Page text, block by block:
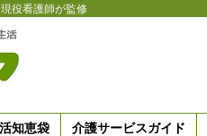
役看護師が監修
知恵袋 介護サービスガイド